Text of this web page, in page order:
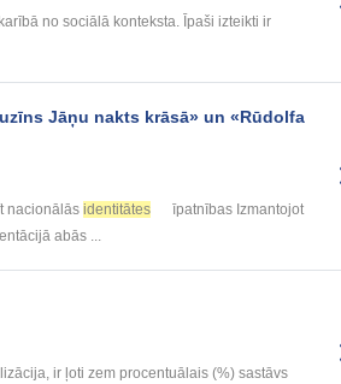
no sociālā konteksta. Īpaši izteikti ir
Jāņu nakts krāsā» un «Rūdolfa
nacionālās identitātes
īpatnības Izmantojot
abās ...
ir ļoti zem procentuālais (%) sastāvs